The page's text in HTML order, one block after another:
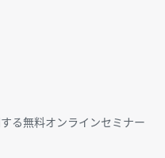
る無料オンラインセミナー